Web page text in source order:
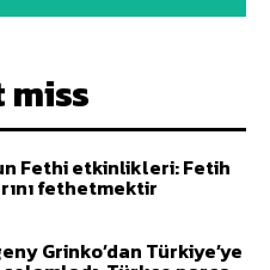
miss
Fethi etkinlikleri: Fetih
fethetmektir
Grinko’dan Türkiye’ye